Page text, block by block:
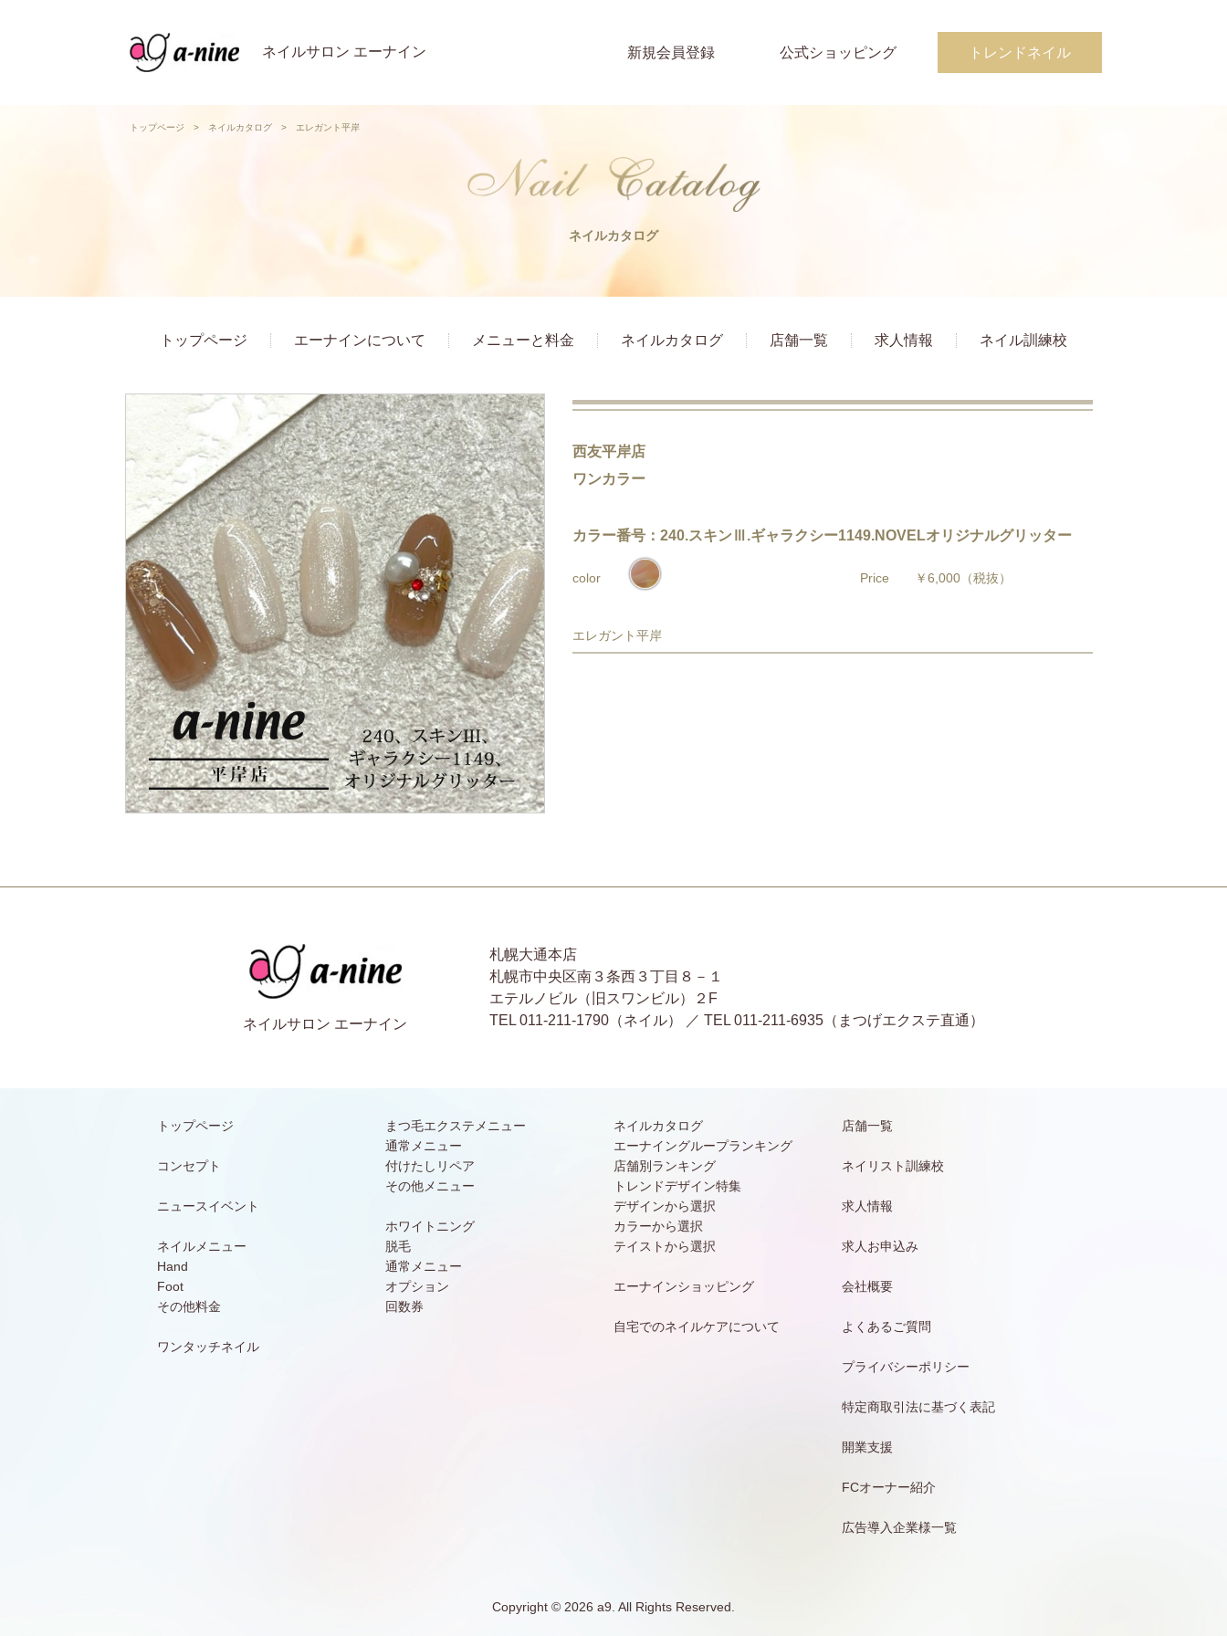
ネイルサロン エーナイン 新規会員登録 公式ショッピング トレンドネイル
トップページ > ネイルカタログ > エレガント平岸
ネイルカタログ
トップページ エーナインについて メニューと料金 ネイルカタログ 店舗一覧 求人情報 ネイル訓練校
西友平岸店
ワンカラー
カラー番号：240.スキンⅢ.ギャラクシー1149.NOVELオリジナルグリッター
color Price ￥6,000 （税抜）
エレガント平岸
ネイルサロン エーナイン
札幌大通本店
札幌市中央区南３条西３丁目８－１
エテルノビル（旧スワンビル）２F
TEL 011-211-1790（ネイル） ／ TEL 011-211-6935（まつげエクステ直通）
トップページ
コンセプト
ニュースイベント
ネイルメニュー
Hand
Foot
その他料金
ワンタッチネイル
まつ毛エクステメニュー
通常メニュー
付けたしリペア
その他メニュー
ホワイトニング
脱毛
通常メニュー
オプション
回数券
ネイルカタログ
エーナイングループランキング
店舗別ランキング
トレンドデザイン特集
デザインから選択
カラーから選択
テイストから選択
エーナインショッピング
自宅でのネイルケアについて
店舗一覧
ネイリスト訓練校
求人情報
求人お申込み
会社概要
よくあるご質問
プライバシーポリシー
特定商取引法に基づく表記
開業支援
FCオーナー紹介
広告導入企業様一覧
Copyright © 2026 a9. All Rights Reserved.